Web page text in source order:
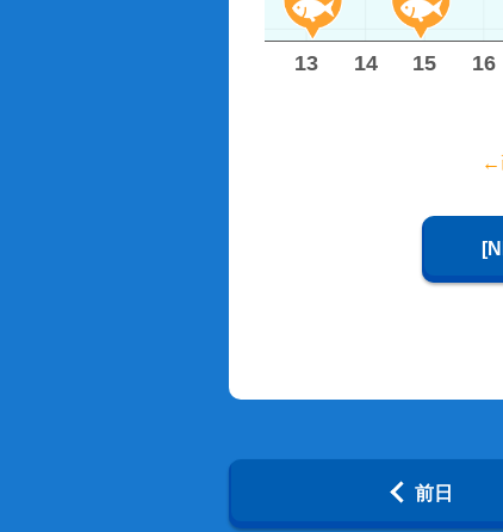
13 14 15 16
←
前日